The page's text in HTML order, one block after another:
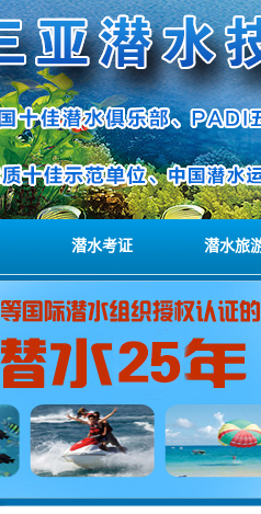
潜水考证 潜水旅